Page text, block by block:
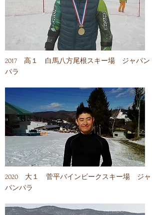
​2017 高１ 白馬八方尾根スキー場 ジャパン
パラ
​2020 大１ 菅平バインビークスキー場 ジャ
パンパラ